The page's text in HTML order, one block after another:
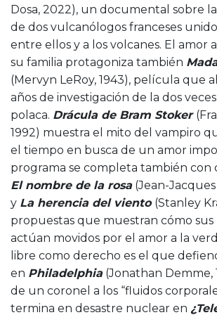
Dosa, 2022), un documental sobre
de dos vulcanólogos franceses
entre ellos y a los volcanes. El amor
su familia protagoniza también
(Mervyn LeRoy, 1943), película que
años de investigación de la dos
polaca. Drácula de Bram Stoker
1992) muestra el mito del vampiro
el tiempo en busca de un amor
programa se completa también con
El nombre de la rosa(Jean-Jacques
y La herencia del viento (Stanley
propuestas que muestran cómo
actúan movidos por el amor a la
libre como derecho es el que
en Philadelphia(Jonathan Demme,
de un coronel a los “fluidos
termina en desastre nuclear en